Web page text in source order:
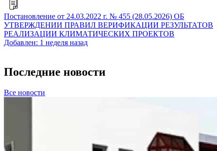
Постановление от 24.03.2022 г. № 455 (28.05.2026) ОБ
УТВЕРЖДЕНИИ ПРАВИЛ ВЕРИФИКАЦИИ РЕЗУЛЬТАТОВ
РЕАЛИЗАЦИИ КЛИМАТИЧЕСКИХ ПРОЕКТОВ
Добавлен: 1 неделя назад
Последние новости
Все новости